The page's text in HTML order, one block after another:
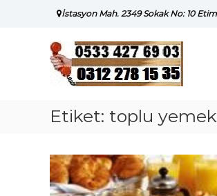
İstasyon Mah. 2349 Sokak No: 10
Etiket: toplu